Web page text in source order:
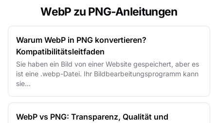
WebP zu PNG-Anleitungen
Warum WebP in PNG konvertieren?
Kompatibilitätsleitfaden
Sie haben ein Bild von einer Website gespeichert, aber es
ist eine .webp-Datei. Ihr Bildbearbeitungsprogramm kann
sie...
WebP vs PNG: Transparenz, Qualität und